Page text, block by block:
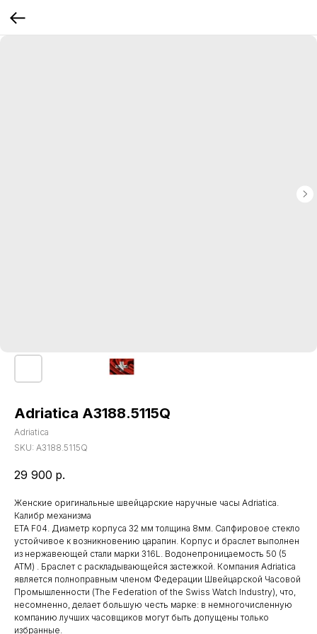
Adriatica A3188.5115Q
Adriatica
SKU: A3188.5115Q
29 900 р.
Женские оригинальные швейцарские наручные часы Adriatica.
Калибр механизма
ETA F04. Диаметр корпуса 32 мм толщина 8мм. Сапфировое стекло
устойчивое к возникновению царапин. Корпус и браслет выполнен
из нержавеющей стали марки 316L. Водонепроницаемость 50 (5
АТМ) . Браслет с раскладывающейся застежкой. Компания Adriatica
является полноправным членом Федерации Швейцарской Часовой
Промышленности (The Federation of the Swiss Watch Industry), что,
несомненно, делает большую честь марке: в немногочисленную
компанию лучших часовщиков могут быть допущены только
избранные.